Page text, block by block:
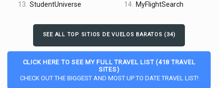
13. StudentUniverse 14. MyFlightSearch
SEE ALL TOP SITIOS DE VUELOS BARATOS (34)
CLICK HERE TO SEE MY FULL TRAVEL LIST (418 TRAVEL
SITES)
CHECK OUT THE BIGGEST AND MOST UP TO DATE TRAVEL LIST!